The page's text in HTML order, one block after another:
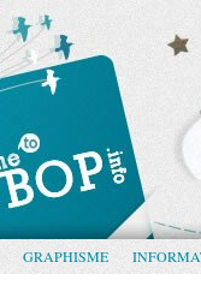
GRAPHISME